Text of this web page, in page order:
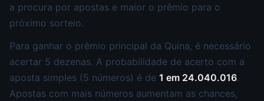
a procura por apostas e maior o prêmio para o
próximo sorteio.
Para ganhar o prêmio principal da Quina, é necessário
acertar 5 dezenas. A probabilidade de acerto com a
aposta simples (5 números) é de 1 em 24.040.016.
Apostas com mais números aumentam as chances,